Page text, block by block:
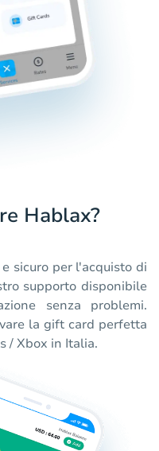
Hablax?
sicuro per l'acquisto di
supporto disponibile
senza problemi.
la gift card perfetta
/ Xbox in Italia.